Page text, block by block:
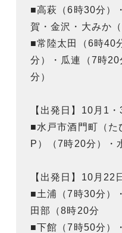
■高萩（6時30分）
賀・金沢・大みか
■常陸太田（6時40
分）・瓜連（7時
分）
【出発日】10月1
■水戸市酒門町（た
P）（7時20分）・
【出発日】10月22日
■土浦（7時30分）
田部（8時20分
■下館（7時50分）